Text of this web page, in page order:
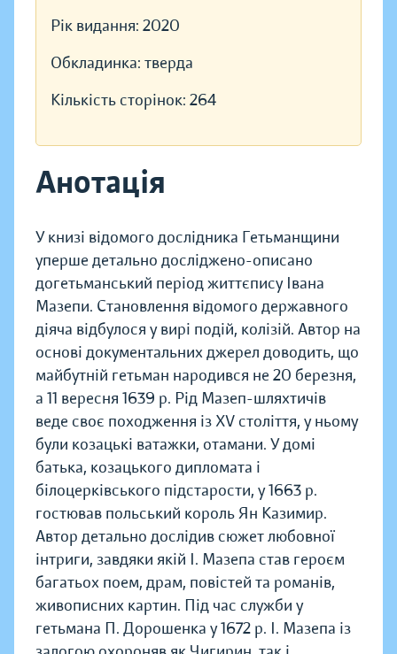
Рік видання: 2020
Обкладинка: тверда
Кількість сторінок: 264
Анотація
У книзі відомого дослідника Гетьманщини
уперше детально досліджено-описано
догетьманський період життєпису Івана
Мазепи. Становлення відомого державного
діяча відбулося у вирі подій, колізій. Автор на
основі документальних джерел доводить, що
майбутній гетьман народився не 20 березня,
а 11 вересня 1639 р. Рід Мазеп-шляхтичів
веде своє походження із ХV століття, у ньому
були козацькі ватажки, отамани. У домі
батька, козацького дипломата і
білоцерківського підстарости, у 1663 р.
гостював польський король Ян Казимир.
Автор детально дослідив сюжет любовної
інтриги, завдяки якій І. Мазепа став героєм
багатьох поем, драм, повістей та романів,
живописних картин. Під час служби у
гетьмана П. Дорошенка у 1672 р. І. Мазепа із